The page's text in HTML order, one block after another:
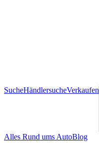
SucheHändlersucheVerkaufen
Alles Rund ums AutoBlog